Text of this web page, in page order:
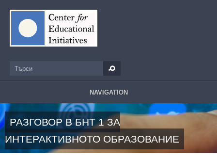
Търси
NAVIGATION
РАЗГОВОР В БНТ 1 ЗА
ИНТЕРАКТИВНОТО ОБРАЗОВАНИЕ